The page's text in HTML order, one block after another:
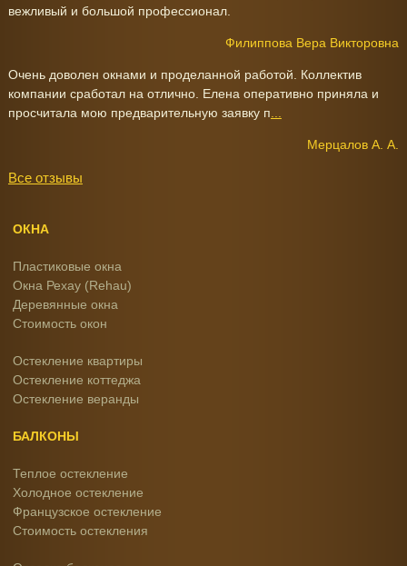
вежливый и большой профессионал.
Филиппова Вера Викторовна
Очень доволен окнами и проделанной работой. Коллектив
компании сработал на отлично. Елена оперативно приняла и
просчитала мою предварительную заявку п
Мерцалов А. А.
Все отзывы
ОКНА
Пластиковые окна
Окна Рехау (Rehau)
Деревянные окна
Стоимость окон
Остекление квартиры
Остекление коттеджа
Остекление веранды
БАЛКОНЫ
Теплое остекление
Холодное остекление
Французское остекление
Стоимость остекления